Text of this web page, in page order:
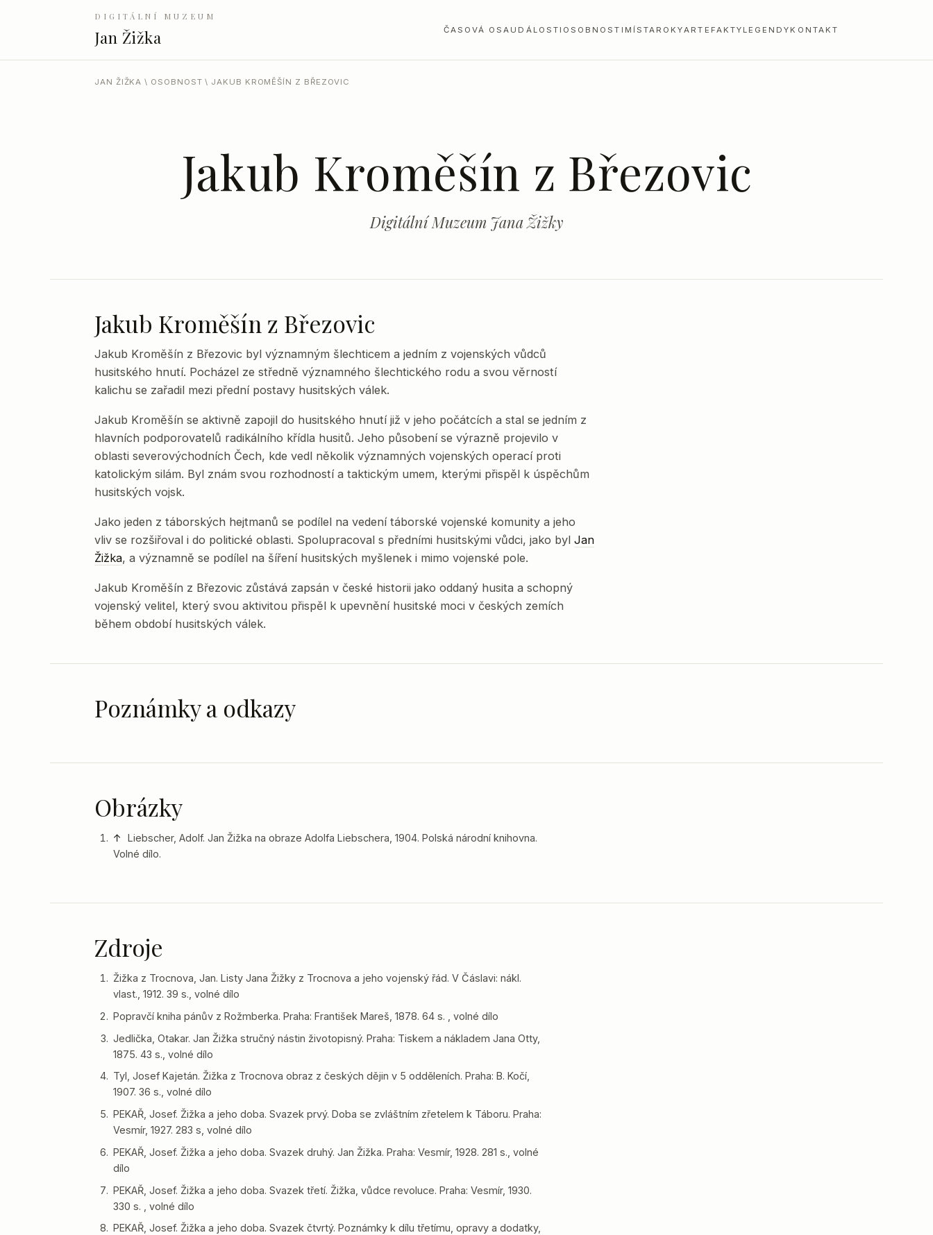
DIGITÁLNÍ MUZEUM
Jan Žižka ČASOVÁ OSA UDÁLOSTI OSOBNOSTI MÍSTA ROKYARTEFAKTY LEGENDY KONTAKT
JAN ŽIŽKA \ OSOBNOST \ JAKUB KROMĚŠÍN Z BŘEZOVIC
Jakub Kroměšín z Březovic
Digitální Muzeum Jana Žižky
Jakub Kroměšín z Březovic
Jakub Kroměšín z Březovic byl významným šlechticem a jedním z vojenských vůdců
husitského hnutí. Pocházel ze středně významného šlechtického rodu a svou věrností
kalichu se zařadil mezi přední postavy husitských válek.
Jakub Kroměšín se aktivně zapojil do husitského hnutí již v jeho počátcích a stal se jedním z
hlavních podporovatelů radikálního křídla husitů. Jeho působení se výrazně projevilo v
oblasti severovýchodních Čech, kde vedl několik významných vojenských operací proti
katolickým silám. Byl znám svou rozhodností a taktickým umem, kterými přispěl k úspěchům
husitských vojsk.
Jako jeden z táborských hejtmanů se podílel na vedení táborské vojenské komunity a jeho
vliv se rozšiřoval i do politické oblasti. Spolupracoval s předními husitskými vůdci, jako byl Jan
Žižka, a významně se podílel na šíření husitských myšlenek i mimo vojenské pole.
Jakub Kroměšín z Březovic zůstává zapsán v české historii jako oddaný husita a schopný
vojenský velitel, který svou aktivitou přispěl k upevnění husitské moci v českých zemích
během období husitských válek.
Poznámky a odkazy
Obrázky
↑
Liebscher, Adolf. Jan Žižka na obraze Adolfa Liebschera, 1904. Polská národní knihovna.
Volné dílo.
Zdroje
Žižka z Trocnova, Jan. Listy Jana Žižky z Trocnova a jeho vojenský řád. V Čáslavi: nákl.
vlast., 1912. 39 s., volné dílo
Popravčí kniha pánův z Rožmberka. Praha: František Mareš, 1878. 64 s. , volné dílo
Jedlička, Otakar. Jan Žižka stručný nástin životopisný. Praha: Tiskem a nákladem Jana Otty,
1875. 43 s., volné dílo
Tyl, Josef Kajetán. Žižka z Trocnova obraz z českých dějin v 5 odděleních. Praha: B. Kočí,
1907. 36 s., volné dílo
PEKAŘ, Josef. Žižka a jeho doba. Svazek prvý. Doba se zvláštním zřetelem k Táboru. Praha:
Vesmír, 1927. 283 s, volné dílo
PEKAŘ, Josef. Žižka a jeho doba. Svazek druhý. Jan Žižka. Praha: Vesmír, 1928. 281 s., volné
dílo
PEKAŘ, Josef. Žižka a jeho doba. Svazek třetí. Žižka, vůdce revoluce. Praha: Vesmír, 1930.
330 s. , volné dílo
PEKAŘ, Josef. Žižka a jeho doba. Svazek čtvrtý. Poznámky k dílu třetímu, opravy a dodatky,